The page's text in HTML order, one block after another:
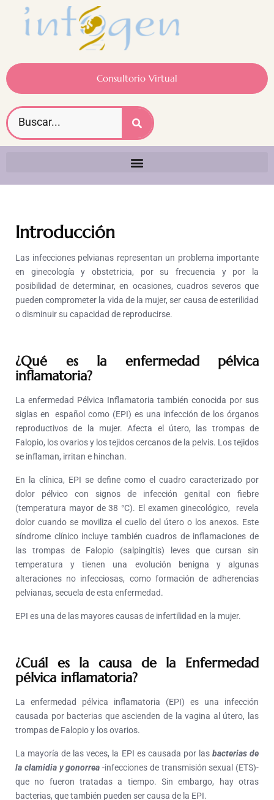
Consultorio Virtual
Introducción
Las infecciones pelvianas representan un problema importante
en ginecología y obstetricia, por su frecuencia y por la
posibilidad de determinar, en ocasiones, cuadros severos que
pueden comprometer la vida de la mujer, ser causa de esterilidad
o disminuir su capacidad de reproducirse.
¿Qué es la enfermedad pélvica
inflamatoria?
La enfermedad Pélvica Inflamatoria también conocida por sus
siglas en español como (EPI) es una infección de los órganos
reproductivos de la mujer. Afecta el útero, las trompas de
Falopio, los ovarios y los tejidos cercanos de la pelvis. Los tejidos
se inflaman, irritan e hinchan.
En la clínica, EPI se define como el cuadro caracterizado por
dolor pélvico con signos de infección genital con fiebre
(temperatura mayor de 38 °C). El examen ginecológico, revela
dolor cuando se moviliza el cuello del útero o los anexos. Este
síndrome clínico incluye también cuadros de inflamaciones de
las trompas de Falopio (salpingitis) leves que cursan sin
temperatura y tienen una evolución benigna y algunas
alteraciones no infecciosas, como formación de adherencias
pelvianas, secuela de esta enfermedad.
EPI es una de las mayores causas de infertilidad en la mujer.
¿Cuál es la causa de la Enfermedad
pélvica inflamatoria?
La enfermedad pélvica inflamatoria (EPI) es una infección
causada por bacterias que ascienden de la vagina al útero, las
trompas de Falopio y los ovarios.
La mayoría de las veces, la EPI es causada por las bacterias de
la clamidia y gonorrea -infecciones de transmisión sexual (ETS)-
que no fueron tratadas a tiempo. Sin embargo, hay otras
bacterias, que también pueden ser causa de la EPI.